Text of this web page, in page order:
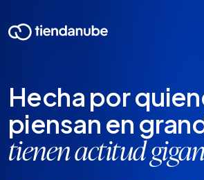
Hecha por
piensan en
tienen actitud